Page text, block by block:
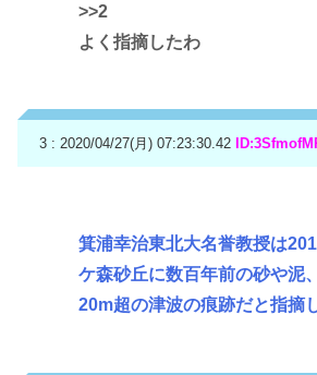
>>2
よく指摘したわ
3 : 2020/04/27(月) 07:23:30.42
箕浦幸治東北大名誉教授は
ケ森砂丘に数百年前の砂や泥
20m超の津波の痕跡だと指摘